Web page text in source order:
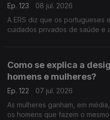
Ep. 123
08 jul. 2026
A ERS diz que os portugueses
cuidados privados de saúde e
Como se explica a
homens e mulheres?
Ep. 122
07 jul. 2026
As mulheres ganham, em
os homens que fazem o